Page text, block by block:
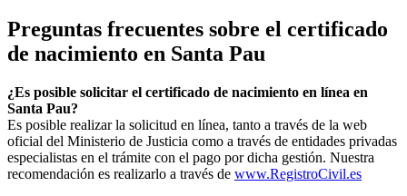
Preguntas frecuentes sobre el certificado
de nacimiento en Santa Pau
¿Es posible solicitar el certificado de nacimiento en línea en
Santa Pau?
Es posible realizar la solicitud en línea, tanto a través de la web
oficial del Ministerio de Justicia como a través de entidades privadas
especialistas en el trámite con el pago por dicha gestión. Nuestra
recomendación es realizarlo a través de www.RegistroCivil.es